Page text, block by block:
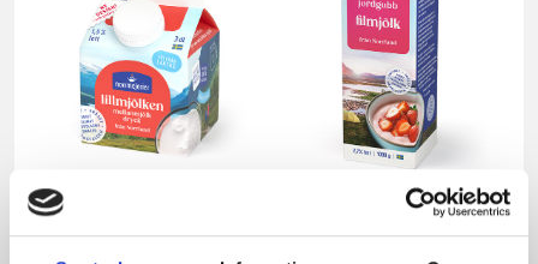
1,5% laktosfri 3dl